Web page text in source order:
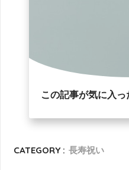
この記事が気に入
CATEGORY : 長寿祝い